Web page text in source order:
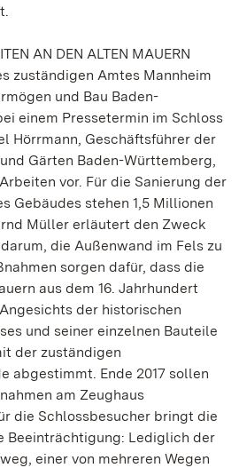
AN DEN ALTEN MAUERN
zuständigen Amtes Mannheim
und Bau Baden-
einem Pressetermin im Schloss
Hörrmann, Geschäftsführer der
Gärten Baden-Württemberg,
vor. Für die Sanierung der
Gebäudes stehen 1,5 Millionen
Müller erläutert den Zweck
die Außenwand im Fels zu
sorgen dafür, dass die
aus dem 16. Jahrhundert
der historischen
und seiner einzelnen Bauteile
der zuständigen
abgestimmt. Ende 2017 sollen
am Zeughaus
die Schlossbesucher bringt die
Beeinträchtigung: Lediglich der
einer von mehreren Wegen